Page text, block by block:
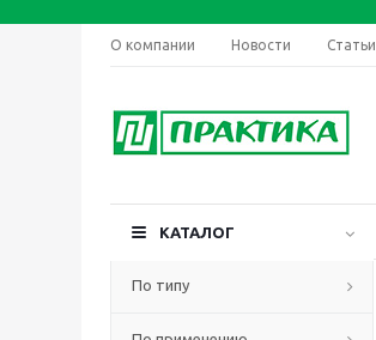
О компании Новости Статьи
КАТАЛОГ
По типу